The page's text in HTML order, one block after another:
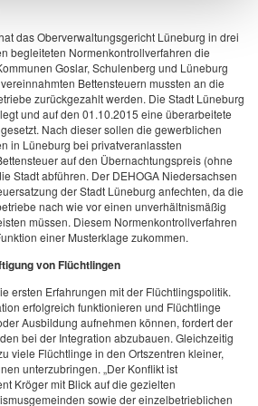
das Oberverwaltungsgericht Lüneburg in drei
begleiteten Normenkontrollverfahren die
Goslar, Schulenberg und Lüneburg
Bettensteuern mussten an die
zurückgezahlt werden. Die Stadt Lüneburg
und auf den 01.10.2015 eine überarbeitete
Nach dieser sollen die gewerblichen
in Lüneburg bei privatveranlassten
auf den Übernachtungspreis (ohne
Stadt abführen. Der DEHOGA Niedersachsen
der Stadt Lüneburg anfechten, da die
nach wie vor einen unverhältnismäßig
müssen. Diesem Normenkontrollverfahren
einer Musterklage zukommen.
von Flüchtlingen
ersten Erfahrungen mit der Flüchtlingspolitik.
erfolgreich funktionieren und Flüchtlinge
Ausbildung aufnehmen können, fordert der
bei der Integration abzubauen. Gleichzeitig
viele Flüchtlinge in den Ortszentren kleiner,
unterzubringen. „Der Konflikt ist
Kröger mit Blick auf die gezielten
sowie der einzelbetrieblichen